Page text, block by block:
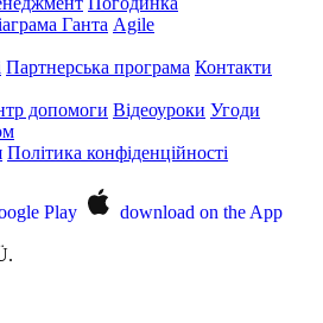
Ганта Agile
Партнерська програма Контакти
допомоги Відеоуроки Угоди
Політика конфіденційності
Play download on the App